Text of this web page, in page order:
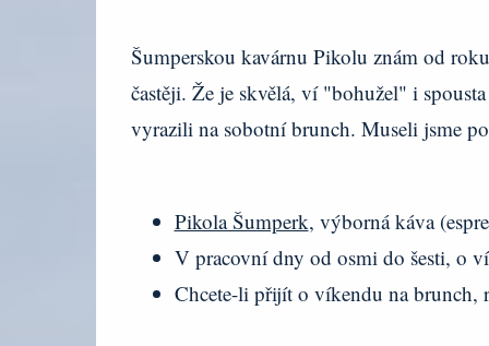
Šumperskou kavárnu Pikolu znám od
častěji. Že je skvělá, ví "bohužel" i
vyrazili na sobotní brunch. Museli jsme
Pikola Šumperk, výborná káva
V pracovní dny od osmi do šesti, o
Chcete-li přijít o víkendu na brunch,